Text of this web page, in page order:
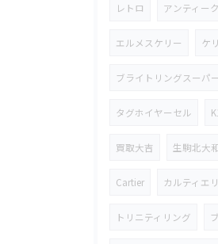
レトロ アンティーク
エルメスケリー ケ
ブライトリングスーパ
タグホイヤーセル
買取大吉 生駒北大
Cartier カルティエ
トリニティリング